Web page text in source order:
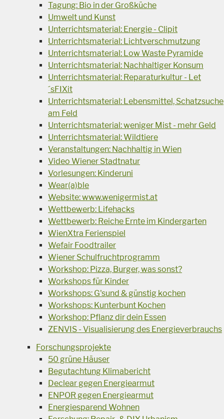
Tagung: Bio in der Großküche
Umwelt und Kunst
Unterrichtsmaterial: Energie - Clipit
Unterrichtsmaterial: Lichtverschmutzung
Unterrichtsmaterial: Low Waste Pyramide
Unterrichtsmaterial: Nachhaltiger Konsum
Unterrichtsmaterial: Reparaturkultur - Let
´sFIXit
Unterrichtsmaterial: Lebensmittel, Schatzsuche
am Feld
Unterrichtsmaterial: weniger Mist - mehr Geld
Unterrichtsmaterial: Wildtiere
Veranstaltungen: Nachhaltig in Wien
Video Wiener Stadtnatur
Vorlesungen: Kinderuni
Wear(a)ble
Website: www.wenigermist.at
Wettbewerb: Lifehacks
Wettbewerb: Reiche Ernte im Kindergarten
WienXtra Ferienspiel
Wefair Foodtrailer
Wiener Schulfruchtprogramm
Workshop: Pizza, Burger, was sonst?
Workshops für Kinder
Workshops: G'sund & günstig kochen
Workshops: Kunterbunt Kochen
Workshop: Pflanz dir dein Essen
ZENVIS - Visualisierung des Energieverbrauchs
Forschungsprojekte
50 grüne Häuser
Begutachtung Klimabericht
Declear gegen Energiearmut
ENPOR gegen Energiearmut
Energiesparend Wohnen